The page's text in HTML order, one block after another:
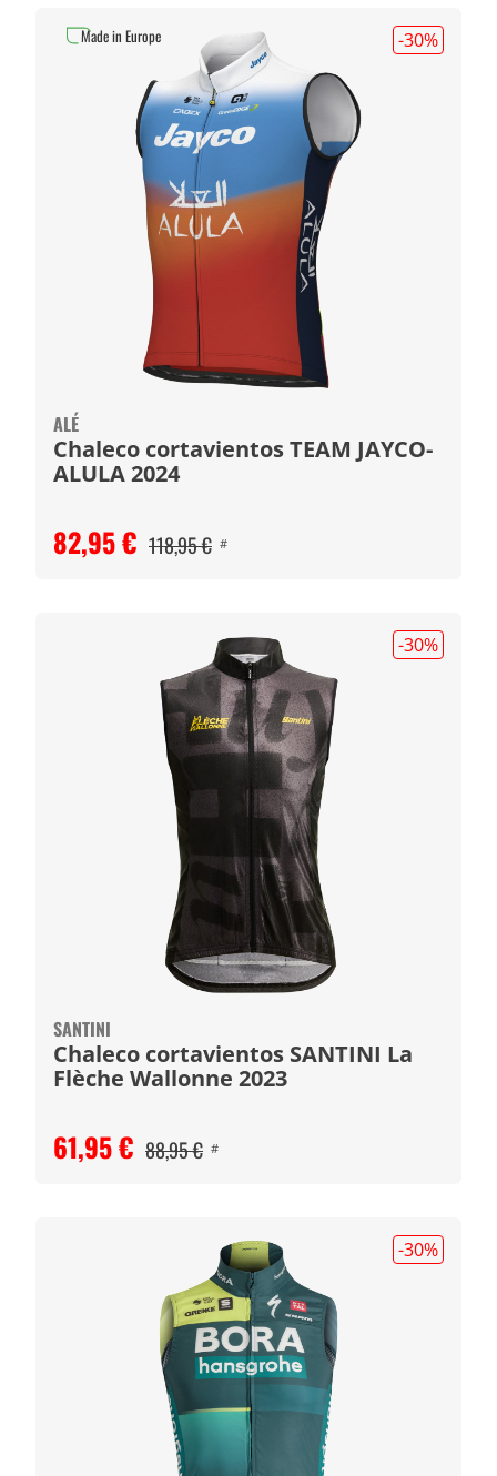
-30%
ALÉ
Chaleco cortavientos TEAM JAYCO-
ALULA 2024
82,95 € 118,95 € #
Made in Europe
-30%
SANTINI
Chaleco cortavientos SANTINI La
Flèche Wallonne 2023
61,95 € 88,95 € #
-30%